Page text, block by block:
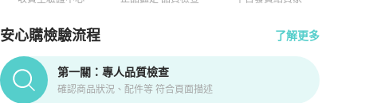
安心購檢驗流程 了解更多
PopChill拍拍圈正品驗證、安心購檢驗流程介紹
第一關：專人品質檢查
確認商品狀況、配件等 符合頁面描述